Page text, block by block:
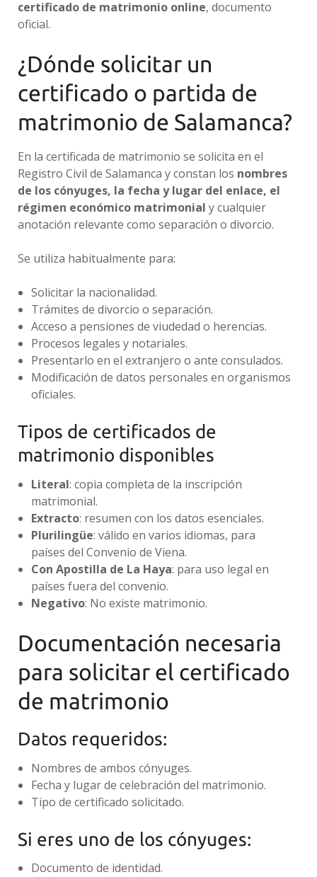
certificado de matrimonio online, documento
oficial.
¿Dónde solicitar un
certificado o partida de
matrimonio de Salamanca?
En la certificada de matrimonio se solicita en el
Registro Civil de Salamanca y constan los nombres
de los cónyuges, la fecha y lugar del enlace, el
régimen económico matrimonial y cualquier
anotación relevante como separación o divorcio.
Se utiliza habitualmente para:
Solicitar la nacionalidad.
Trámites de divorcio o separación.
Acceso a pensiones de viudedad o herencias.
Procesos legales y notariales.
Presentarlo en el extranjero o ante consulados.
Modificación de datos personales en organismos
oficiales.
Tipos de certificados de
matrimonio disponibles
Literal: copia completa de la inscripción
matrimonial.
Extracto: resumen con los datos esenciales.
Plurilingüe: válido en varios idiomas, para
países del Convenio de Viena.
Con Apostilla de La Haya: para uso legal en
países fuera del convenio.
Negativo: No existe matrimonio.
Documentación necesaria
para solicitar el certificado
de matrimonio
Datos requeridos:
Nombres de ambos cónyuges.
Fecha y lugar de celebración del matrimonio.
Tipo de certificado solicitado.
Si eres uno de los cónyuges:
Documento de identidad.